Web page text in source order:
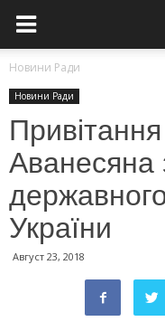
Новини Ради
Новини Ради
України
Август 23, 2018